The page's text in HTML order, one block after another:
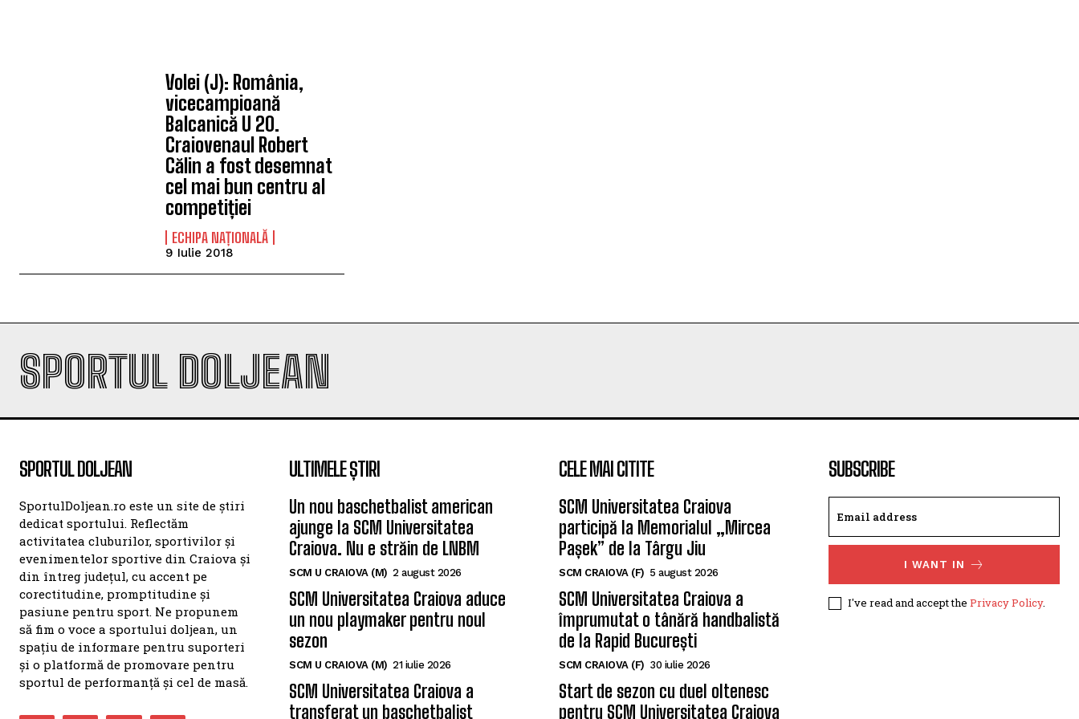
Volei (J): România,
vicecampioană
Balcanică U 20.
Craiovenaul Robert
Călin a fost desemnat
cel mai bun centru al
competiției
ECHIPA NAȚIONALĂ
9 Iulie 2018
SPORTUL DOLJEAN
SPORTUL DOLJEAN
SportulDoljean.ro este un site de știri
dedicat sportului. Reflectăm
activitatea cluburilor, sportivilor și
evenimentelor sportive din Craiova și
din întreg județul, cu accent pe
corectitudine, promptitudine și
pasiune pentru sport. Ne propunem
să fim o voce a sportului doljean, un
spațiu de informare pentru suporteri
și o platformă de promovare pentru
sportul de performanță și cel de masă.
ULTIMELE ȘTIRI
Un nou baschetbalist american
ajunge la SCM Universitatea
Craiova. Nu e străin de LNBM
SCM U CRAIOVA (M) 2 august 2026
SCM Universitatea Craiova aduce
un nou playmaker pentru noul
sezon
SCM U CRAIOVA (M) 21 iulie 2026
SCM Universitatea Craiova a
transferat un baschetbalist
CELE MAI CITITE
SCM Universitatea Craiova
participă la Memorialul „Mircea
Pașek” de la Târgu Jiu
SCM CRAIOVA (F) 5 august 2026
SCM Universitatea Craiova a
împrumutat o tânără handbalistă
de la Rapid București
SCM CRAIOVA (F) 30 iulie 2026
Start de sezon cu duel oltenesc
pentru SCM Universitatea Craiova
SUBSCRIBE
I WANT IN
I've read and accept the Privacy Policy.